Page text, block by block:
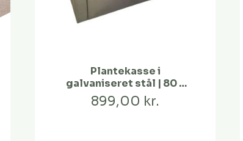
Plantekasse i
galvaniseret stål | 80 x
40 x 25
899,00 kr.